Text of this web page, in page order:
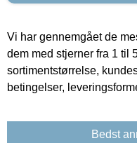
Vi har gennemgået de
dem med stjerner fra 1 til
sortimentstørrelse,
betingelser,
Bedst